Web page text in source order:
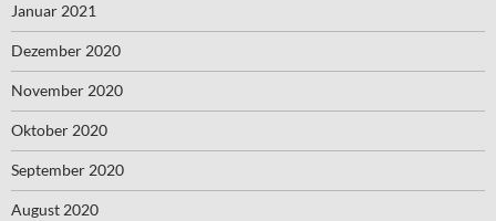
Januar 2021
Dezember 2020
November 2020
Oktober 2020
September 2020
August 2020